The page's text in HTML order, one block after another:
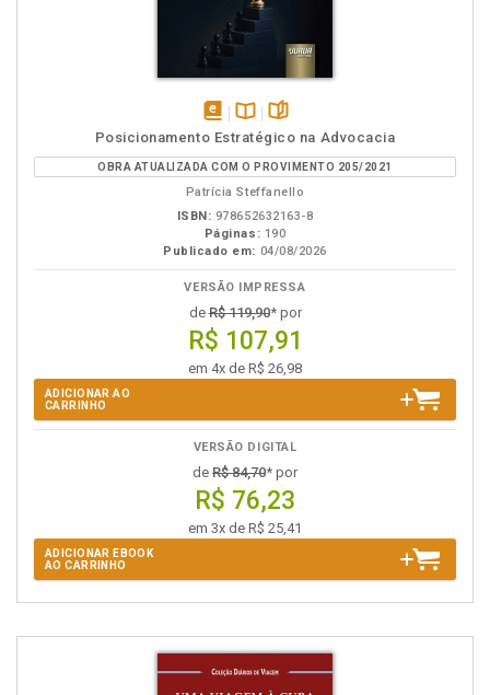
disponível
em
eBook
Disponível
na
B.V.
páginas
Posicionamento Estratégico na Advocacia
OBRA ATUALIZADA COM O PROVIMENTO 205/2021
Patrícia Steffanello
ISBN: 978652632163-8
Páginas: 190
Publicado em: 04/08/2026
VERSÃO IMPRESSA
deR$ 119,90* por
R$ 107,91
em 4x de R$ 26,98
ADICIONAR AO
CARRINHO
VERSÃO DIGITAL
de R$ 84,70* por
R$ 76,23
em 3x de R$ 25,41
ADICIONAR EBOOK
AO CARRINHO